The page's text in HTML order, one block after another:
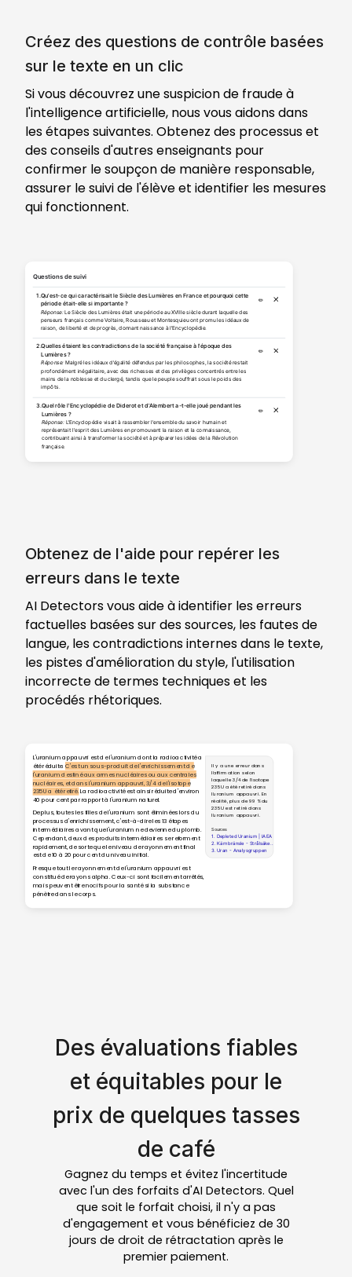
Créez des questions de contrôle basées
sur le texte en un clic
Si vous découvrez une suspicion de fraude à
l'intelligence artificielle, nous vous aidons dans
les étapes suivantes. Obtenez des processus et
des conseils d'autres enseignants pour
confirmer le soupçon de manière responsable,
assurer le suivi de l'élève et identifier les mesures
qui fonctionnent.
Questions de suivi
1. Qu'est-ce qui caractérisait le Siècle des Lumières en France et pourquoi cette
période était-elle si importante ?
Réponse:Le Siècle des Lumières était une période au XVIIIe siècle durant laquelle des
penseurs français comme Voltaire, Rousseau et Montesquieu ont promu les idéaux de
raison, de liberté et de progrès, donnant naissance à l'Encyclopédie.
✏️
2.Quelles étaient les contradictions de la société française à l'époque des
Lumières ?
Réponse: Malgré les idéaux d'égalité défendus par les philosophes, la société restait
profondément inégalitaire, avec des richesses et des privilèges concentrés entre les
mains de la noblesse et du clergé, tandis que le peuple souffrait sous le poids des
impôts.
✏️
3.Quel rôle l'Encyclopédie de Diderot et d'Alembert a-t-elle joué pendant les
Lumières ?
Réponse: L'Encyclopédie visait à rassembler l'ensemble du savoir humain et
représentait l'esprit des Lumières en promouvant la raison et la connaissance,
contribuant ainsi à transformer la société et à préparer les idées de la Révolution
française.
✏️
Obtenez de l'aide pour repérer les
erreurs dans le texte
AI Detectors vous aide à identifier les erreurs
factuelles basées sur des sources, les fautes de
langue, les contradictions internes dans le texte,
les pistes d'amélioration du style, l'utilisation
incorrecte de termes techniques et les
procédés rhétoriques.
L'uranium appauvri est de l'uranium dont la radioactivité a
été réduite. C'est un sous-produit de l'enrichissement de
l'uranium destiné aux armes nucléaires ou aux centrales
nucléaires, et dans l'uranium appauvri, 3/4 de l'isotope
235U a été retiré. La radioactivité est ainsi réduite d'environ
40 pour cent par rapport à l'uranium naturel.
De plus, toutes les filles de l'uranium sont éliminées lors du
processus d'enrichissement, c'est-à-dire les 13 étapes
intermédiaires avant que l'uranium ne devienne du plomb.
Cependant, deux des produits intermédiaires se reforment
rapidement, de sorte que le niveau de rayonnement final
est de 10 à 20 pour cent du niveau initial.
Presque tout le rayonnement de l'uranium appauvri est
constitué de rayons alpha. Ceux-ci sont facilement arrêtés,
mais peuvent être nocifs pour la santé si la substance
pénètre dans le corps.
Il y a une erreur dans
l'affirmation selon
laquelle 3/4 de l'isotope
235U a été retiré dans
l'uranium appauvri. En
réalité, plus de 99 % du
235U est retiré dans
l'uranium appauvri.
Sources
1. Depleted Uranium | IAEA
3. Uran - Analysgruppen
Des évaluations fiables
et équitables pour le
prix de quelques tasses
de café
Gagnez du temps et évitez l'incertitude
avec l'un des forfaits d'AI Detectors. Quel
que soit le forfait choisi, il n'y a pas
d'engagement et vous bénéficiez de 30
jours de droit de rétractation après le
premier paiement.